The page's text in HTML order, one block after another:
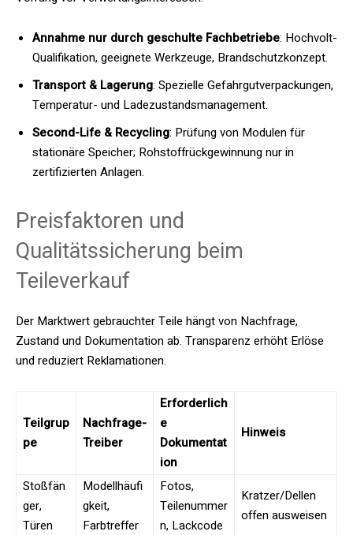
Annahme nur durch geschulte Fachbetriebe: Hochvolt-
Qualifikation, geeignete Werkzeuge, Brandschutzkonzept.
Transport & Lagerung: Spezielle Gefahrgutverpackungen,
Temperatur- und Ladezustandsmanagement.
Second-Life & Recycling: Prüfung von Modulen für
stationäre Speicher; Rohstoffrückgewinnung nur in
zertifizierten Anlagen.
Preisfaktoren und
Qualitätssicherung beim
Teileverkauf
Der Marktwert gebrauchter Teile hängt von Nachfrage,
Zustand und Dokumentation ab. Transparenz erhöht Erlöse
und reduziert Reklamationen.
Teilgrup
pe
Nachfrage-
Treiber
Erforderlich
e
Dokumentat
ion
Hinweis
Stoßfän
ger,
Türen
Modellhäufi
gkeit,
Farbtreffer
Fotos,
Teilenummer
n, Lackcode
Kratzer/Dellen
offen ausweisen